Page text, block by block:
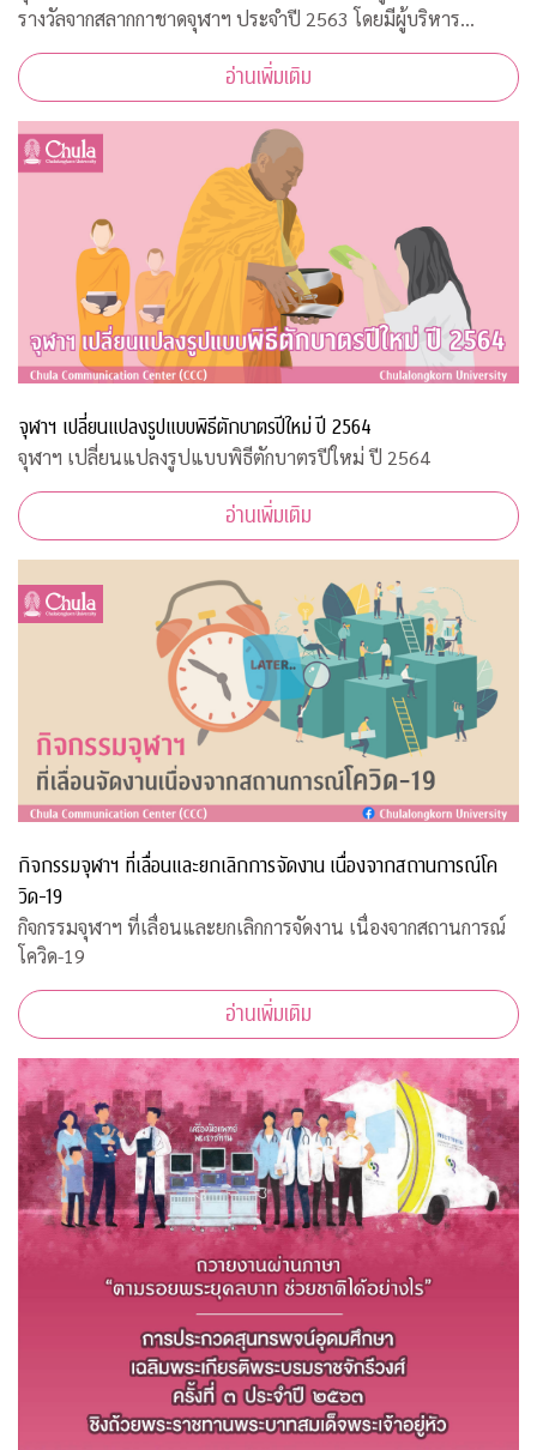
รางวัลจากสลากกาชาดจุฬาฯ ประจำปี 2563 โดยมีผู้บริหาร
มหาวิทยาลัยและคณะกรรมการดำเนินการบัตรการกุศลสมทบทุน
กาชาด ปี 2563 ร่วมแสดงความยินดีกั
อ่านเพิ่มเติม
จุฬาฯ เปลี่ยนแปลงรูปแบบพิธีตักบาตรปีใหม่ ปี 2564
จุฬาฯ เปลี่ยนแปลงรูปแบบพิธีตักบาตรปีใหม่ ปี 2564
อ่านเพิ่มเติม
กิจกรรมจุฬาฯ ที่เลื่อนและยกเลิกการจัดงาน เนื่องจากสถานการณ์โค
วิด-19
กิจกรรมจุฬาฯ ที่เลื่อนและยกเลิกการจัดงาน เนื่องจากสถานการณ์
โควิด-19
อ่านเพิ่มเติม